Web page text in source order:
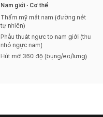
Nam giới · Cơ thể
Thẩm mỹ mắt nam (đường nét
tự nhiên)
Phẫu thuật ngực to nam giới (thu
nhỏ ngực nam)
Hút mỡ 360 độ (bụng/eo/lưng)